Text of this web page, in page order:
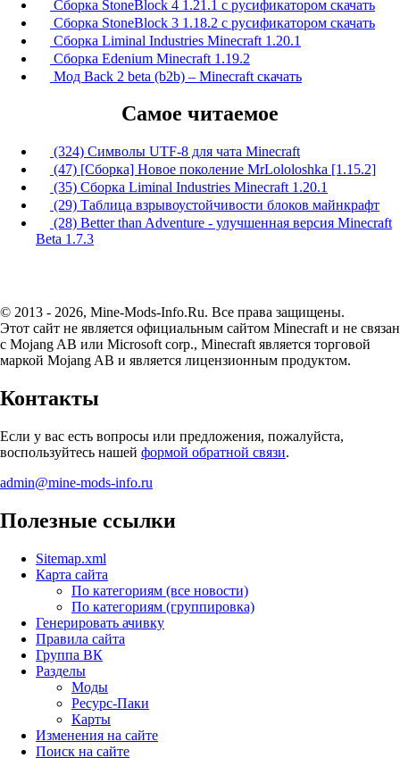
Сборка StoneBlock 4 1.21.1 с русификатором скачать
Сборка StoneBlock 3 1.18.2 с русификатором скачать
Сборка Liminal Industries Minecraft 1.20.1
Сборка Edenium Minecraft 1.19.2
Мод Back 2 beta (b2b) – Minecraft скачать
Самое читаемое
(324) Символы UTF-8 для чата Minecraft
(47) [Сборка] Новое поколение MrLololoshka [1.15.2]
(35) Сборка Liminal Industries Minecraft 1.20.1
(29) Таблица взрывоустойчивости блоков майнкрафт
(28) Better than Adventure - улучшенная версия Minecraft
Beta 1.7.3
© 2013 - 2026, Mine-Mods-Info.Ru. Все права защищены.
Этот сайт не является официальным сайтом Minecraft и не связан
с Mojang AB или Microsoft corp., Minecraft является торговой
маркой Mojang AB и является лицензионным продуктом.
Контакты
Если у вас есть вопросы или предложения, пожалуйста,
воспользуйтесь нашей формой обратной связи.
admin@mine-mods-info.ru
Полезные ссылки
Sitemap.xml
Карта сайта
По категориям (все новости)
По категориям (группировка)
Генерировать ачивку
Правила сайта
Группа ВК
Разделы
Моды
Ресурс-Паки
Карты
Изменения на сайте
Поиск на сайте